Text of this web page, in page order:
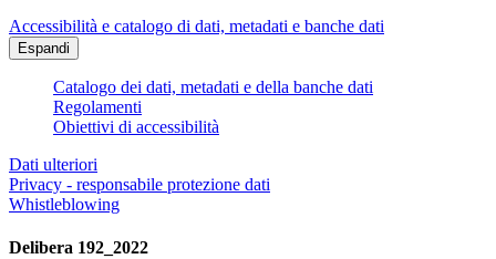
Accessibilità e catalogo di dati, metadati e banche dati
Espandi
Catalogo dei dati, metadati e della banche dati
Regolamenti
Obiettivi di accessibilità
Dati ulteriori
Privacy - responsabile protezione dati
Whistleblowing
Delibera 192_2022